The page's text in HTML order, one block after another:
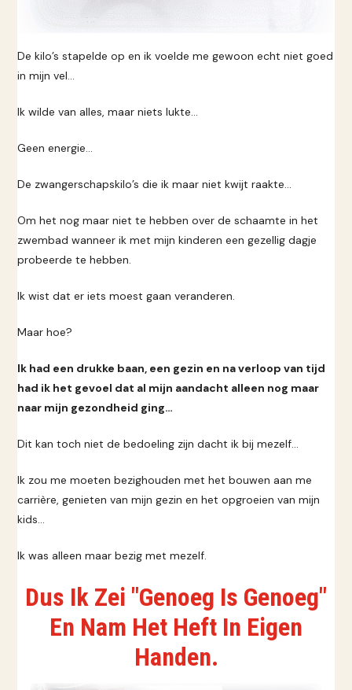
De kilo’s stapelde op en ik voelde me gewoon echt niet goed
in mijn vel…
Ik wilde van alles, maar niets lukte…
Geen energie…
De zwangerschapskilo’s die ik maar niet kwijt raakte…
Om het nog maar niet te hebben over de schaamte in het
zwembad wanneer ik met mijn kinderen een gezellig dagje
probeerde te hebben.
Ik wist dat er iets moest gaan veranderen.
Maar hoe?
Ik had een drukke baan, een gezin en na verloop van tijd
had ik het gevoel dat al mijn aandacht alleen nog maar
naar mijn gezondheid ging…
Dit kan toch niet de bedoeling zijn dacht ik bij mezelf...
Ik zou me moeten bezighouden met het bouwen aan me
carrière, genieten van mijn gezin en het opgroeien van mijn
kids...
Ik was alleen maar bezig met mezelf.
Dus Ik Zei "Genoeg Is Genoeg"
En Nam Het Heft In Eigen
Handen.